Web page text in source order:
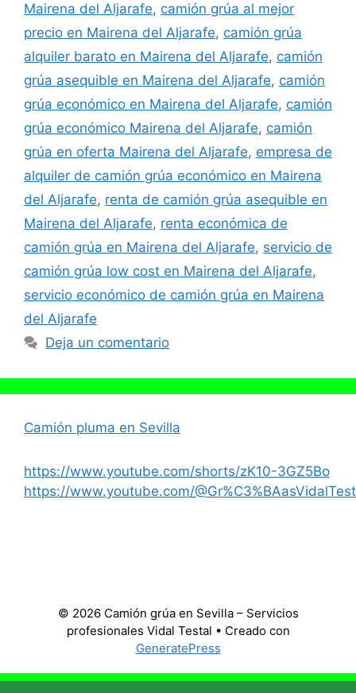
Mairena del Aljarafe, camión grúa al mejor
precio en Mairena del Aljarafe, camión grúa
alquiler barato en Mairena del Aljarafe, camión
grúa asequible en Mairena del Aljarafe, camión
grúa económico en Mairena del Aljarafe, camión
grúa económico Mairena del Aljarafe, camión
grúa en oferta Mairena del Aljarafe, empresa de
alquiler de camión grúa económico en Mairena
del Aljarafe, renta de camión grúa asequible en
Mairena del Aljarafe, renta económica de
camión grúa en Mairena del Aljarafe, servicio de
camión grúa low cost en Mairena del Aljarafe,
servicio económico de camión grúa en Mairena
del Aljarafe
Deja un comentario
Camión pluma en Sevilla
https://www.youtube.com/shorts/zK10-3GZ5Bo
https://www.youtube.com/
© 2026 Camión grúa en Sevilla – Servicios
profesionales Vidal Testal • Creado con
GeneratePress